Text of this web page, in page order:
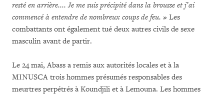
resté en arrière.... Je me suis précipité dans la brousse et j’ai
commencé à entendre de nombreux coups de feu. » Les
combattants ont également tué deux autres civils de sexe
masculin avant de partir.
Le 24 mai, Abass a remis aux autorités locales et à la
MINUSCA trois hommes présumés responsables des
meurtres perpétrés à Koundjili et à Lemouna. Les hommes